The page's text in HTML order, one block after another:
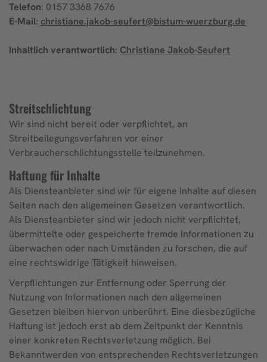
Telefon: 0157 3368 7676
E-Mail: christiane.jakob-seufert@bistum-wuerzburg.de
Inhaltlich verantwortlich: Christiane Jakob-Seufert
Streitschlichtung
Wir sind nicht bereit oder verpflichtet, an
Streitbeilegungsverfahren vor einer
Verbraucherschlichtungsstelle teilzunehmen.
Haftung für Inhalte
Als Diensteanbieter sind wir für eigene Inhalte auf diesen
Seiten nach den allgemeinen Gesetzen verantwortlich.
Als Diensteanbieter sind wir jedoch nicht verpflichtet,
übermittelte oder gespeicherte fremde Informationen zu
überwachen oder nach Umständen zu forschen, die auf
eine rechtswidrige Tätigkeit hinweisen.
Verpflichtungen zur Entfernung oder Sperrung der
Nutzung von Informationen nach den allgemeinen
Gesetzen bleiben hiervon unberührt. Eine diesbezügliche
Haftung ist jedoch erst ab dem Zeitpunkt der Kenntnis
einer konkreten Rechtsverletzung möglich. Bei
Bekanntwerden von entsprechenden Rechtsverletzungen